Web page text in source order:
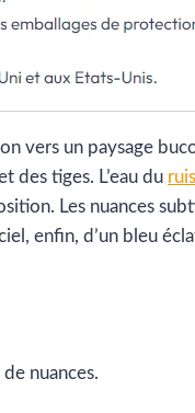
vers un paysage
des tiges. L’eau du
Les nuances
enfin, d’un bleu
nuances.